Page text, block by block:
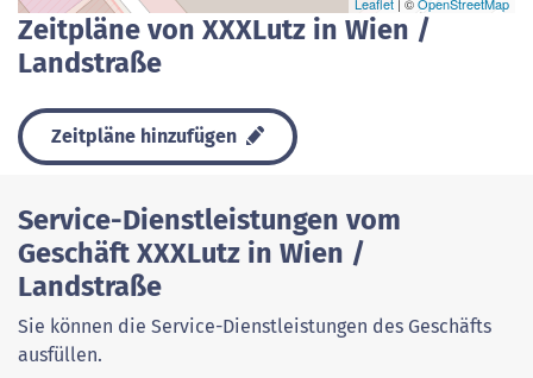
Zeitpläne von XXXLutz in Wien /
Landstraße
Zeitpläne hinzufügen
Service-Dienstleistungen vom
Geschäft XXXLutz in Wien /
Landstraße
Sie können die Service-Dienstleistungen des Geschäfts
ausfüllen.